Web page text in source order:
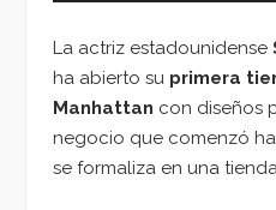
La actriz estadounidense
ha abierto su primera
Manhattan con diseños
negocio que comenzó
se formaliza en una